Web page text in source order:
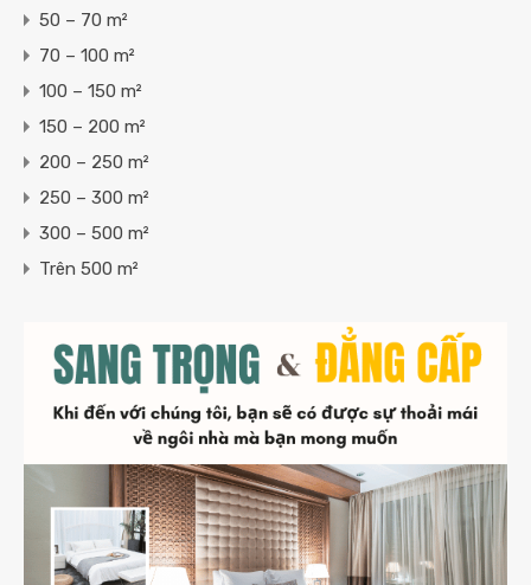
50 – 70 m²
70 – 100 m²
100 – 150 m²
150 – 200 m²
200 – 250 m²
250 – 300 m²
300 – 500 m²
Trên 500 m²